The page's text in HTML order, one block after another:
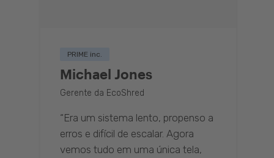
PRIME inc.
Michael Jones
Gerente da EcoShred
“Era um sistema lento, propenso a
erros e difícil de escalar. Agora
vemos tudo em uma única tela,